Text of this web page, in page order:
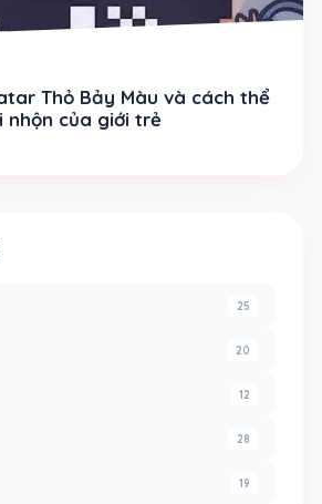
Thỏ Bảy Màu và cách thể
nhộn của giới trẻ
25
20
12
28
19